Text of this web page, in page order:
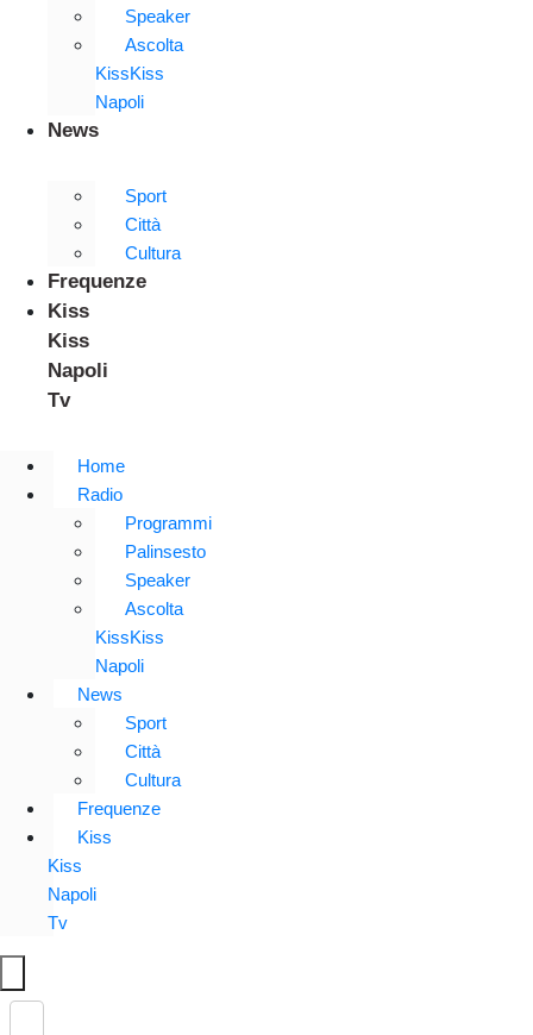
Speaker
Ascolta
KissKiss
Napoli
News
Sport
Città
Cultura
Frequenze
Kiss
Kiss
Napoli
Tv
Home
Radio
Programmi
Palinsesto
Speaker
Ascolta
KissKiss
Napoli
News
Sport
Città
Cultura
Frequenze
Kiss
Kiss
Napoli
Tv